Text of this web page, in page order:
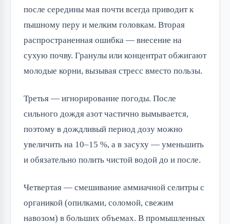
после середины мая почти всегда приводит к
пышному перу и мелким головкам. Вторая
распространенная ошибка — внесение на
сухую почву. Гранулы или концентрат обжигают
молодые корни, вызывая стресс вместо пользы.
Третья — игнорирование погоды. После
сильного дождя азот частично вымывается,
поэтому в дождливый период дозу можно
увеличить на 10–15 %, а в засуху — уменьшить
и обязательно полить чистой водой до и после.
Четвертая — смешивание аммиачной селитры с
органикой (опилками, соломой, свежим
навозом) в больших объемах. В промышленных